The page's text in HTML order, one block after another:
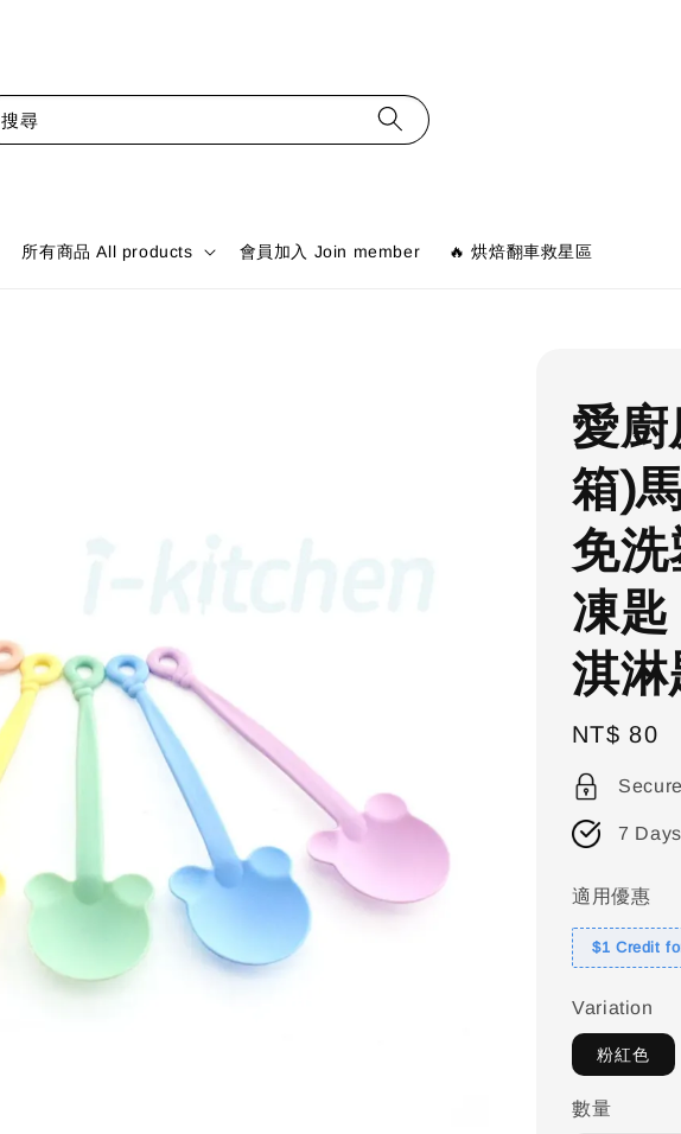
搜尋
所有商品 All products 會員加入 Join member 🔥 烘焙翻車救星區
愛廚
箱)
免洗
凍
淇淋
Regular
price
NT$ 80
7
適用優惠
$1 Credit
Variation
粉紅色
數量